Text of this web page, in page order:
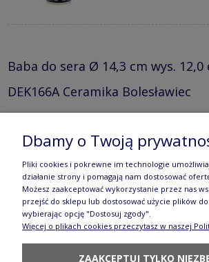
Baba do sera Ø 14,3 cm wys. 12,0
DEK166A Ceramika Bolesławiec
Talerz taca Ø 24,5 cm Bolesławiec
Dbamy o Twoją
Pliki cookies i pokrewne im technologie
działanie strony i pomagają nam dostosować
Możesz zaakceptować wykorzystanie przez nas
przejść do sklepu lub dostosować użycie plików
wybierając opcję "Dostosuj zgody".
Więcej o plikach cookies przeczytasz w naszej
ZAAKCEPTUJ TYLKO